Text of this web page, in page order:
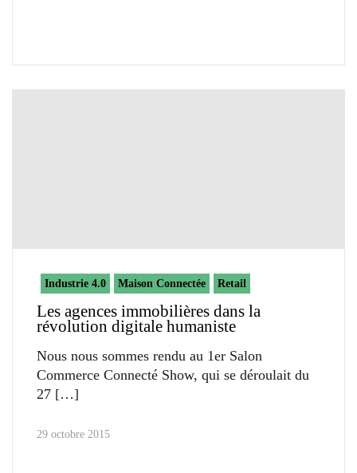
Industrie 4.0 Maison Connectée Retail
Les agences immobilières dans la
révolution digitale humaniste
Nous nous sommes rendu au 1er Salon
Commerce Connecté Show, qui se déroulait du
27
29 octobre 2015